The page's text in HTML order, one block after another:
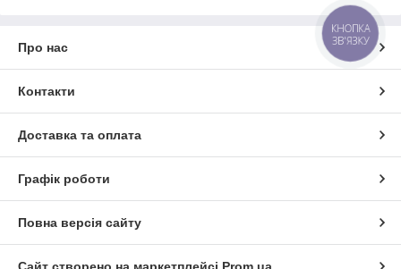
Про нас
Контакти
Доставка та оплата
Графік роботи
Повна версія сайту
КНОПКА
ЗВ'ЯЗКУ